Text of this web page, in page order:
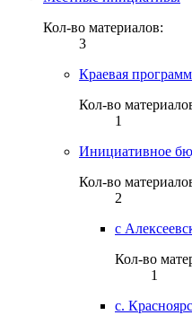
Кол-во материалов:
3
Краевая
Кол-во
1
Инициативное
Кол-во
2
с
Кол-во
1
с.